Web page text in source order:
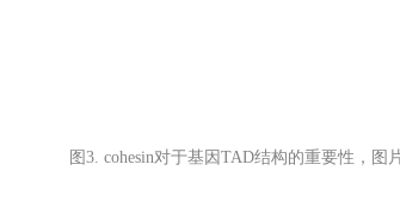
图3. cohesin对于基因TAD结构的重要性，图